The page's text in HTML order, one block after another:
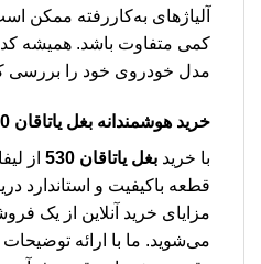
آلیاژهای به‌کاررفته ممکن
کمی متفاوت باشد. همیشه
مدل خودروی خود را بررسی
خرید هوشمندانه بغل یاتاقان 530 از لیفان کارز
با خرید بغل یاتاقان 530
از
قطعه باکیفیت و استاندارد
مزایای خرید آنلاین از یک
می‌شوید. ما با ارائه